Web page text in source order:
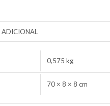
0,575 kg
70 × 8 × 8 cm